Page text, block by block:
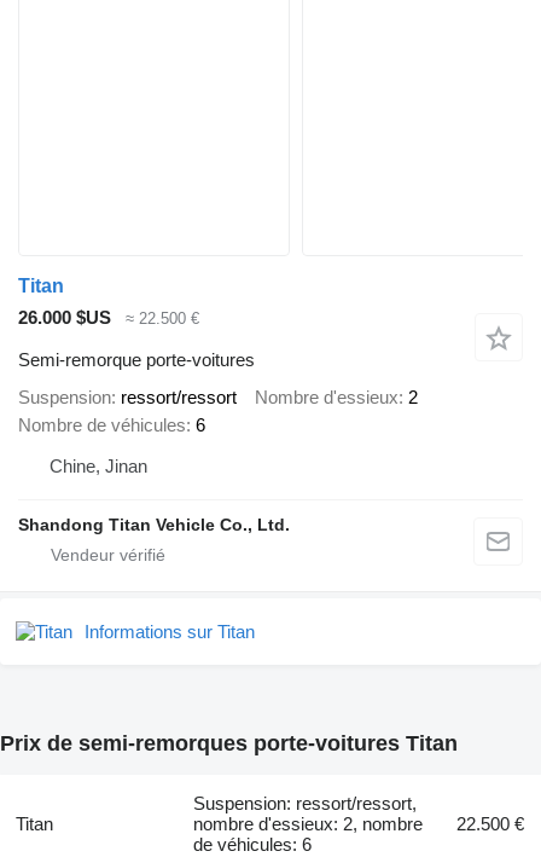
Titan
26.000 $US
≈ 22.500 €
Semi-remorque porte-voitures
Suspension ressort/ressort Nombre d'essieux 2
Nombre de véhicules 6
Chine, Jinan
Shandong Titan Vehicle Co., Ltd.
Informations sur Titan
Prix de semi-remorques porte-voitures Titan
Titan
Suspension: ressort/ressort,
nombre d'essieux: 2, nombre
de véhicules: 6
22.500 €